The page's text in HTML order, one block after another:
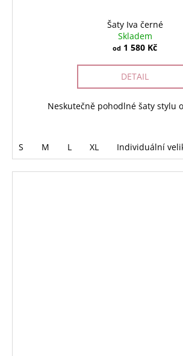
Šaty Iva černé
Skladem
od 1 580 Kč
DETAIL
Neskutečně pohodlné šaty stylu
S M L XL Individuální